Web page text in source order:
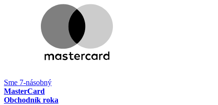
Sme 7-násobný
MasterCard
Obchodník roka